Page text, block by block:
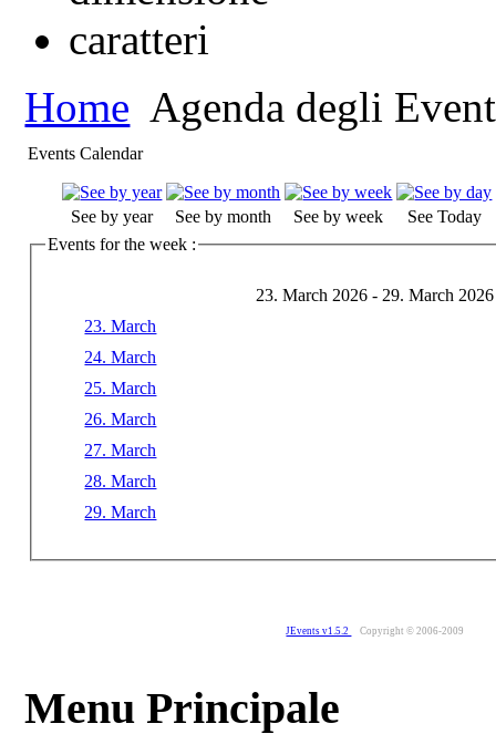
Home Agenda degli
Events Calendar
See by year See by month See by week
See Today
Events for the week :
23. March 2026 - 29. March 2026
23. March
24. March
25. March
26. March
27. March
28. March
29. March
JEvents v1.5.2 Copyright © 2006-2009
Menu Principale